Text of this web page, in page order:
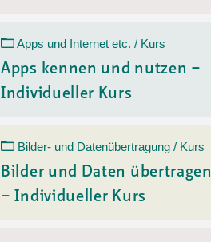
Apps und Internet etc. / Kurs
Apps kennen und nutzen –
Individueller Kurs
Bilder- und Datenübertragung / Kurs
Bilder und Daten übertragen
– Individueller Kurs